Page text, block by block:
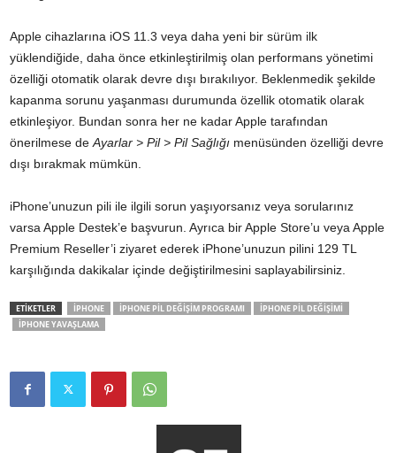
Apple cihazlarına iOS 11.3 veya daha yeni bir sürüm ilk
yüklendiğide, daha önce etkinleştirilmiş olan performans yönetimi
özelliği otomatik olarak devre dışı bırakılıyor. Beklenmedik şekilde
kapanma sorunu yaşanması durumunda özellik otomatik olarak
etkinleşiyor. Bundan sonra her ne kadar Apple tarafından
önerilmese deAyarlar > Pil > Pil Sağlığı menüsünden özelliği devre
dışı bırakmak mümkün.
iPhone’unuzun pili ile ilgili sorun yaşıyorsanız veya sorularınız
varsa Apple Destek’e başvurun. Ayrıca bir Apple Store’u veya Apple
Premium Reseller’i ziyaret ederek iPhone’unuzun pilini 129 TL
karşılığında dakikalar içinde değiştirilmesini saplayabilirsiniz.
ETİKETLER IPHONE IPHONE PIL DEĞIŞIM PROGRAMI
IPHONE PIL DEĞIŞIMI
IPHONE YAVAŞLAMA